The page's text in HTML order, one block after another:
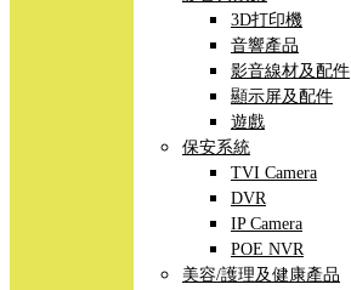
3D打印機
音響產品
影音線材及配件
顯示屏及配件
遊戲
保安系統
TVI Camera
DVR
IP Camera
POE NVR
美容/護理及健康產品